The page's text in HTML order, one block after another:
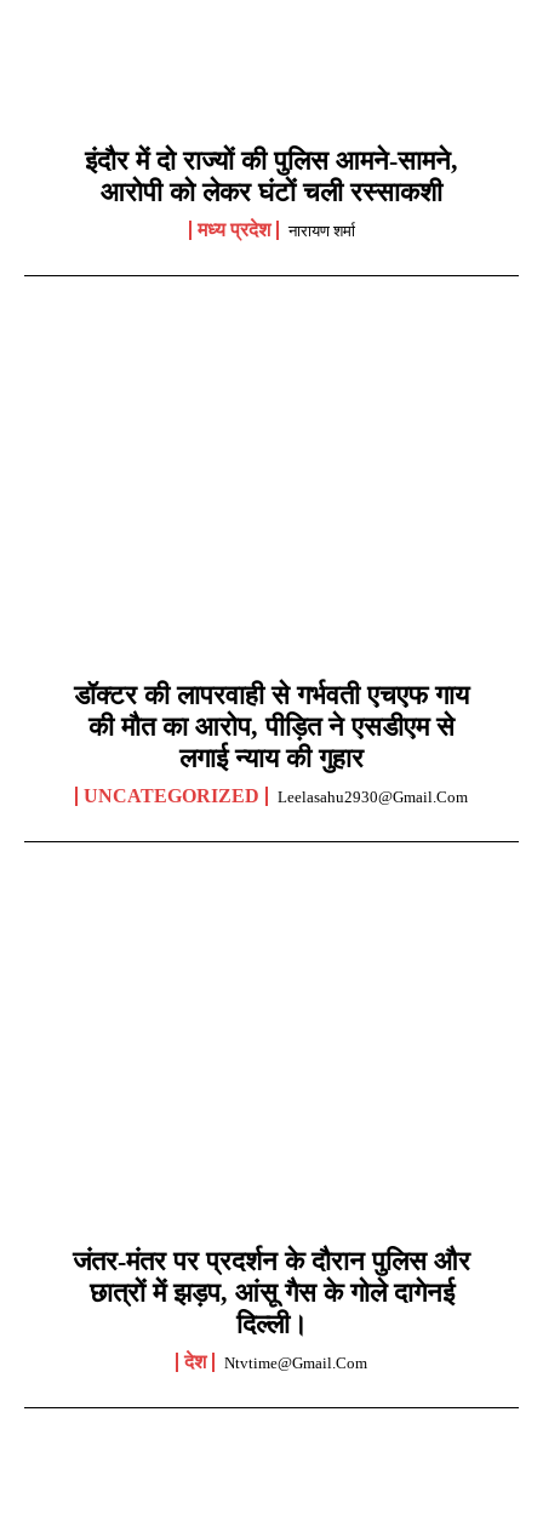
इंदौर में दो राज्यों की पुलिस आमने-सामने,
आरोपी को लेकर घंटों चली रस्साकशी
मध्य प्रदेश नारायण शर्मा
डॉक्टर की लापरवाही से गर्भवती एचएफ गाय
की मौत का आरोप, पीड़ित ने एसडीएम से
लगाई न्याय की गुहार
UNCATEGORIZED Leelasahu2930@gmail.com
जंतर-मंतर पर प्रदर्शन के दौरान पुलिस और
छात्रों में झड़प, आंसू गैस के गोले दागेनई
दिल्ली।
देश Ntvtime@gmail.com